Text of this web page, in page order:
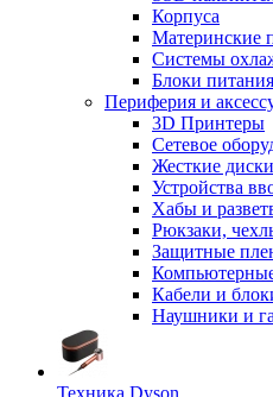
Корпуса
Материнские
Системы
Блоки питания
Периферия и
3D Принтеры
Сетевое
Жесткие
Устройства
Хабы и
Рюкзаки,
Защитные
Кабели и
Наушники и
Техника Dyson